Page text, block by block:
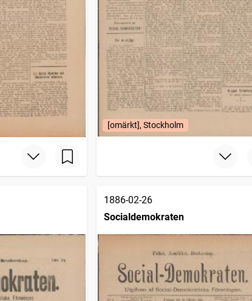
[omärkt], Stockholm
1886-02-26
Socialdemokraten